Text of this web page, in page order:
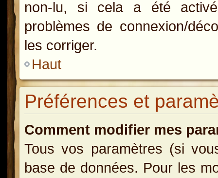
non-lu, si cela a été
problèmes de connexion/
les corriger.
Haut
Préférences et
Comment modifier mes
Tous vos paramètres (si
base de données. Pour les